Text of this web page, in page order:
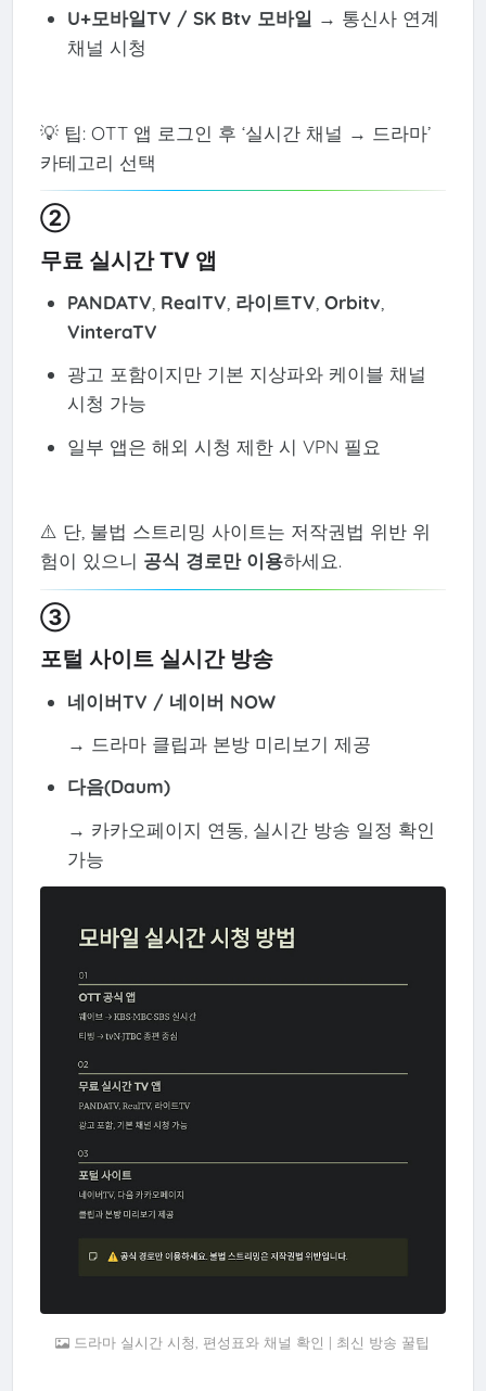
U+모바일TV / SK Btv 모바일 → 통신사 연계
채널 시청
💡 팁: OTT 앱 로그인 후 ‘실시간 채널 → 드라마’
카테고리 선택
②
무료 실시간 TV 앱
PANDATV RealTV 라이트TV Orbitv
VinteraTV
광고 포함이지만 기본 지상파와 케이블 채널
시청 가능
일부 앱은 해외 시청 제한 시 VPN 필요
⚠️ 단, 불법 스트리밍 사이트는 저작권법 위반 위
험이 있으니 공식 경로만 이용하세요.
③
포털 사이트 실시간 방송
네이버TV / 네이버 NOW
→ 드라마 클립과 본방 미리보기 제공
다음(Daum)
→ 카카오페이지 연동, 실시간 방송 일정 확인
가능
드라마 실시간 시청, 편성표와 채널 확인 | 최신 방송 꿀팁